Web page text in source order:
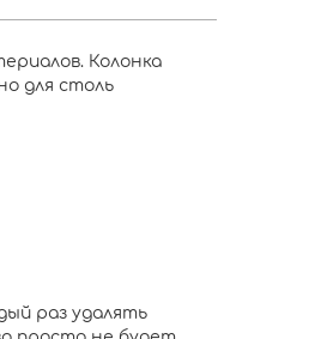
Колонка
для столь
раз удалять